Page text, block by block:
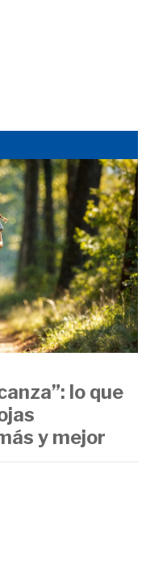
lo que
y mejor